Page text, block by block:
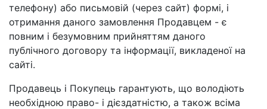
телефону) або письмовій (через сайт) формі, і
отримання даного замовлення Продавцем - є
повним і безумовним прийняттям даного
публічного договору та інформації, викладеної на
сайті.
Продавець і Покупець гарантують, що володіють
необхідною право- і дієздатністю, а також всіма